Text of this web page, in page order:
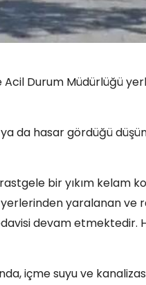
Durum Müdürlüğü
da hasar gördüğü
bir yıkım kelam
yaralanan ve
devam etmektedir.
içme suyu ve